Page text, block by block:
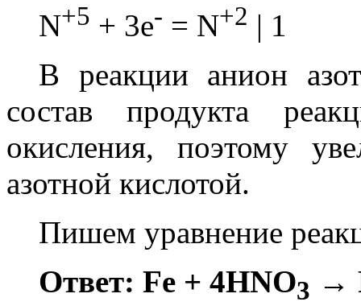
N+5 + 3e- = N+2 | 1
В реакции анион
состав продукта
окисления, поэтому
азотной кислотой.
Пишем уравнение
Ответ: Fe + 4HNO3 →